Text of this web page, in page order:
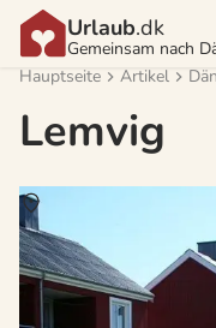
Urlaub.dk
Gemeinsam nach
Hauptseite
Artikel
Lemvig